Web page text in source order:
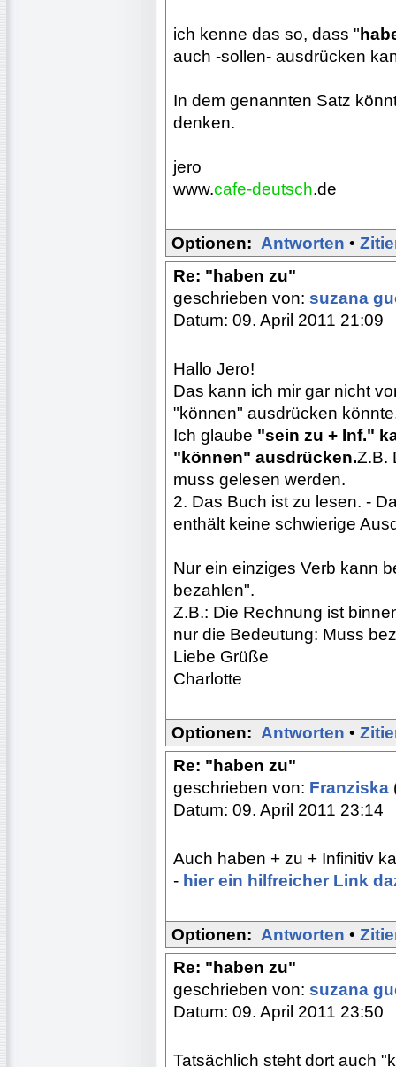
ich kenne das so, dass "
auch -sollen- ausdrücken
In dem genannten Satz
denken.
jero
www.cafe-deutsch.de
Optionen: Antworten •
Re: "haben zu"
geschrieben von: suzana
Datum: 09. April 2011 21:09
Hallo Jero!
Das kann ich mir gar nicht
"können" ausdrücken
Ich glaube "sein zu + Inf."
"können" ausdrücken.Z.B.
muss gelesen werden.
2. Das Buch ist zu lesen. -
enthält keine schwierige
Nur ein einziges Verb kann
bezahlen".
Z.B.: Die Rechnung ist
nur die Bedeutung: Muss
Liebe Grüße
Charlotte
Optionen: Antworten •
Re: "haben zu"
geschrieben von: Franziska
Datum: 09. April 2011 23:14
Auch haben + zu + Infinitiv
- hier ein hilfreicher Link
Optionen: Antworten •
Re: "haben zu"
geschrieben von: suzana
Datum: 09. April 2011 23:50
Tatsächlich steht dort auch